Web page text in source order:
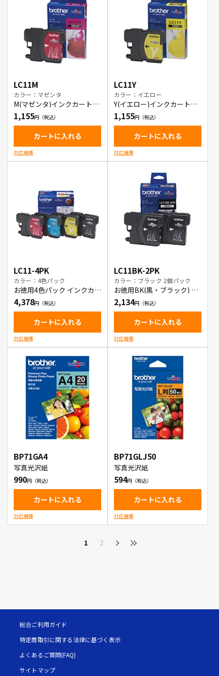
LC11M
カラー：マゼンタ
M(マゼンタ)インクカートリ
ッジ
1,155
カートに入れる
対応機種
LC11Y
カラー：イエロー
Y(イエロー)インクカートリ
ッジ
1,155
カートに入れる
対応機種
LC11-4PK
カラー：4色パック
お徳用4色パック インクカー
トリッジ
4,378
カートに入れる
対応機種
LC11BK-2PK
カラー：ブラック 2個パック
お徳用BK(黒・ブラック) 2
本パック インクカートリッ
ジ
2,134
カートに入れる
対応機種
BP71GA4
写真光沢紙
990
カートに入れる
対応機種
BP71GLJ50
写真光沢紙
594
カートに入れる
対応機種
1 2
総合ご利用ガイド
特定商取引に関する法律に基づく表示
よくあるご質問(FAQ)
サイトマップ